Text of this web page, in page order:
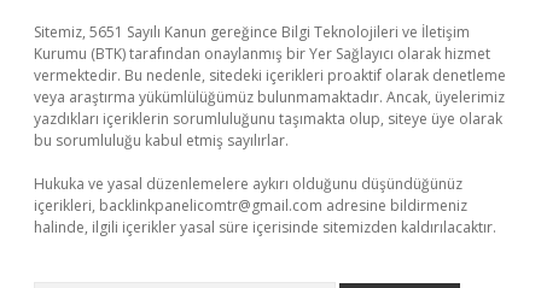
Sitemiz, 5651 Sayılı Kanun gereğince Bilgi Teknolojileri ve İletişim
Kurumu (BTK) tarafından onaylanmış bir Yer Sağlayıcı olarak hizmet
vermektedir. Bu nedenle, sitedeki içerikleri proaktif olarak denetleme
veya araştırma yükümlülüğümüz bulunmamaktadır. Ancak, üyelerimiz
yazdıkları içeriklerin sorumluluğunu taşımakta olup, siteye üye olarak
bu sorumluluğu kabul etmiş sayılırlar.
Hukuka ve yasal düzenlemelere aykırı olduğunu düşündüğünüz
içerikleri, backlinkpanelicomtr@gmail.com adresine bildirmeniz
halinde, ilgili içerikler yasal süre içerisinde sitemizden kaldırılacaktır.